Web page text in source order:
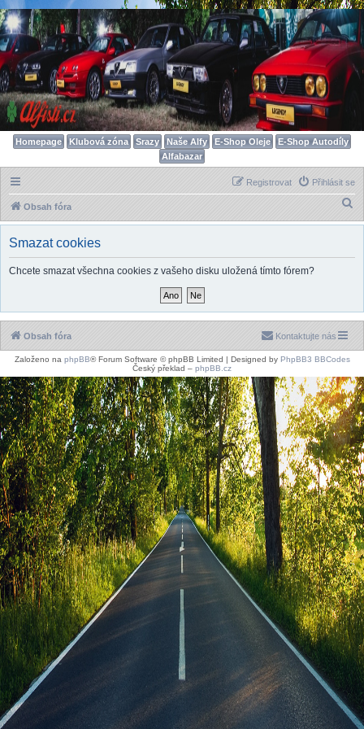
Homepage Klubová zóna Srazy Naše Alfy E-Shop Oleje
E-Shop Autodíly
Alfabazar
Přihlásit se
Registrovat
Obsah fóra
l
Smazat cookies
Chcete smazat všechna cookies z vašeho disku uložená tímto fórem?
Obsah fóra Kontaktujte nás
Založeno na phpBB® Forum Software © phpBB Limited | Designed by PhpBB3 BBCodes
Český překlad – phpBB.cz